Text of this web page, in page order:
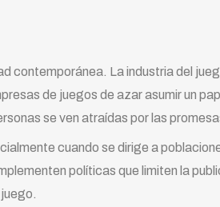
contemporánea. La industria del
de juegos de azar asumir un
se ven atraídas por las
cuando se dirige a
políticas que limiten la